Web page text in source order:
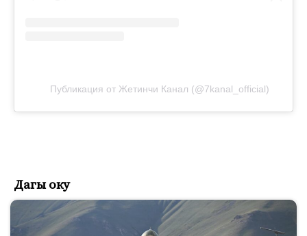
Публикация от Жетинчи Канал (@7kanal_official)
Дагы оку